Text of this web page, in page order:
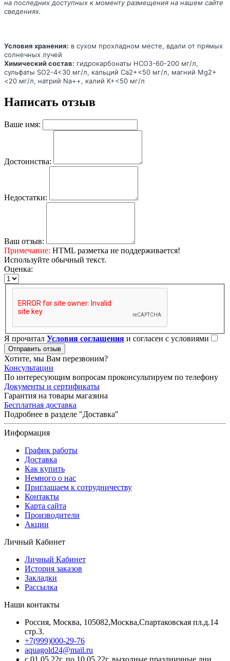
на последних доступных к моменту размещения на нашем сайте
сведениях.
Условия хранения: в сухом прохладном месте, вдали от прямых
солнечных лучей
Химический состав: гидрокарбонаты HCO3-60-200 мг/л,
сульфаты SO2-4<30 мг/л, кальций Ca2+<50 мг/л, магний Mg2+
<20 мг/л, натрий Na++, калий K+<50 мг/л
Написать отзыв
Ваше имя:
Достоинства:
Недостатки:
Ваш отзыв:
Примечание: HTML разметка не поддерживается!
Используйте обычный текст.
Оценка:
Я прочитал Условия соглашения и согласен с условиями
Отправить отзыв
Хотите, мы Вам перезвоним?
Консультации
По интересующим вопросам проконсультируем по телефону
Документы и сертификаты
Гарантия на товары магазина
Бесплатная доставка
Подробнее в разделе "Доставка"
Информация
График работы
Доставка
Как купить
Немного о нас
Приглашаем к сотрудничеству
Контакты
Карта сайта
Производители
Акции
Личный Кабинет
Личный Кабинет
История заказов
Закладки
Рассылка
Наши контакты
Россия, Москва, 105082,Москва,Спартаковская пл.д.14
стр.3.
+7(999)000-29-76
aquagold24@mail.ru
с 01.05.22г. по 10.05.22г. выходные праздничные дни